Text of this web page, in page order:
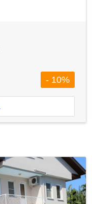
- 10%